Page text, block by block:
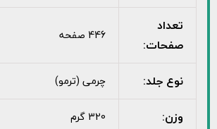
تعداد
صفحات:
446 صفحه
نوع جلد: چرمی (ترمو)
وزن: 320 گرم